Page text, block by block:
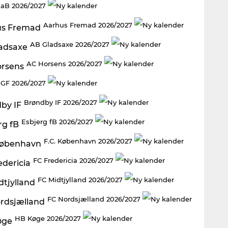
2026/2027
Aarhus Fremad 2026/2027
AB Gladsaxe 2026/2027
AC Horsens 2026/2027
2026/2027
Brøndby IF 2026/2027
Esbjerg fB 2026/2027
F.C. København 2026/2027
FC Fredericia 2026/2027
FC Midtjylland 2026/2027
FC Nordsjælland 2026/2027
HB Køge 2026/2027